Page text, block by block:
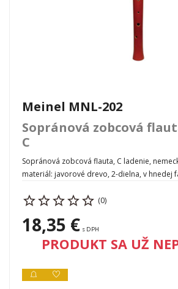
Meinel MNL-202
Sopránová zobcová
C
Sopránová zobcová flauta, C ladenie,
materiál: javorové drevo, 2-dielna, v hnedej
(0)
18,35 € s DPH
PRODUKT SA UŽ